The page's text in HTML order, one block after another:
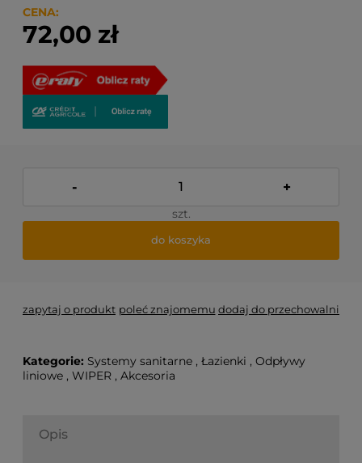
produktów które się w nim znajdują.
CENA:
72,00 zł
- +
szt.
do koszyka
zapytaj o produkt poleć znajomemu dodaj do przechowalni
Kategorie: Systemy sanitarne , Łazienki , Odpływy
liniowe , WIPER , Akcesoria
Opis